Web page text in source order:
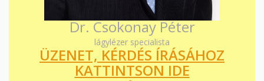
Dr. Csokonay Péter
lágylézer specialista
ÜZENET, KÉRDÉS ÍRÁSÁHOZ
KATTINTSON IDE